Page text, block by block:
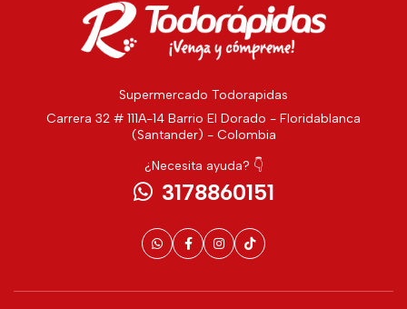
Supermercado Todorapidas
Carrera 32 # 111A-14 Barrio El Dorado - Floridablanca
(Santander) - Colombia
¿Necesita ayuda? 👇
3178860151